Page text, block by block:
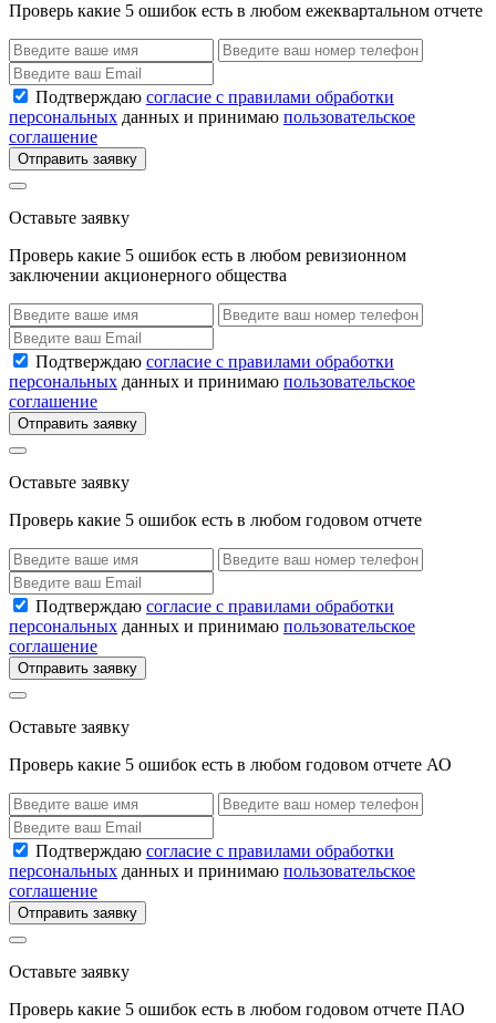
Проверь какие 5 ошибок есть в любом ежеквартальном отчете
Подтверждаю согласие с правилами обработки
персональных данных и принимаю пользовательское
соглашение
Отправить заявку
Оставьте заявку
Проверь какие 5 ошибок есть в любом ревизионном
заключении акционерного общества
Подтверждаю согласие с правилами обработки
персональных данных и принимаю пользовательское
соглашение
Отправить заявку
Оставьте заявку
Проверь какие 5 ошибок есть в любом годовом отчете
Подтверждаю согласие с правилами обработки
персональных данных и принимаю пользовательское
соглашение
Отправить заявку
Оставьте заявку
Проверь какие 5 ошибок есть в любом годовом отчете АО
Подтверждаю согласие с правилами обработки
персональных данных и принимаю пользовательское
соглашение
Отправить заявку
Оставьте заявку
Проверь какие 5 ошибок есть в любом годовом отчете ПАО